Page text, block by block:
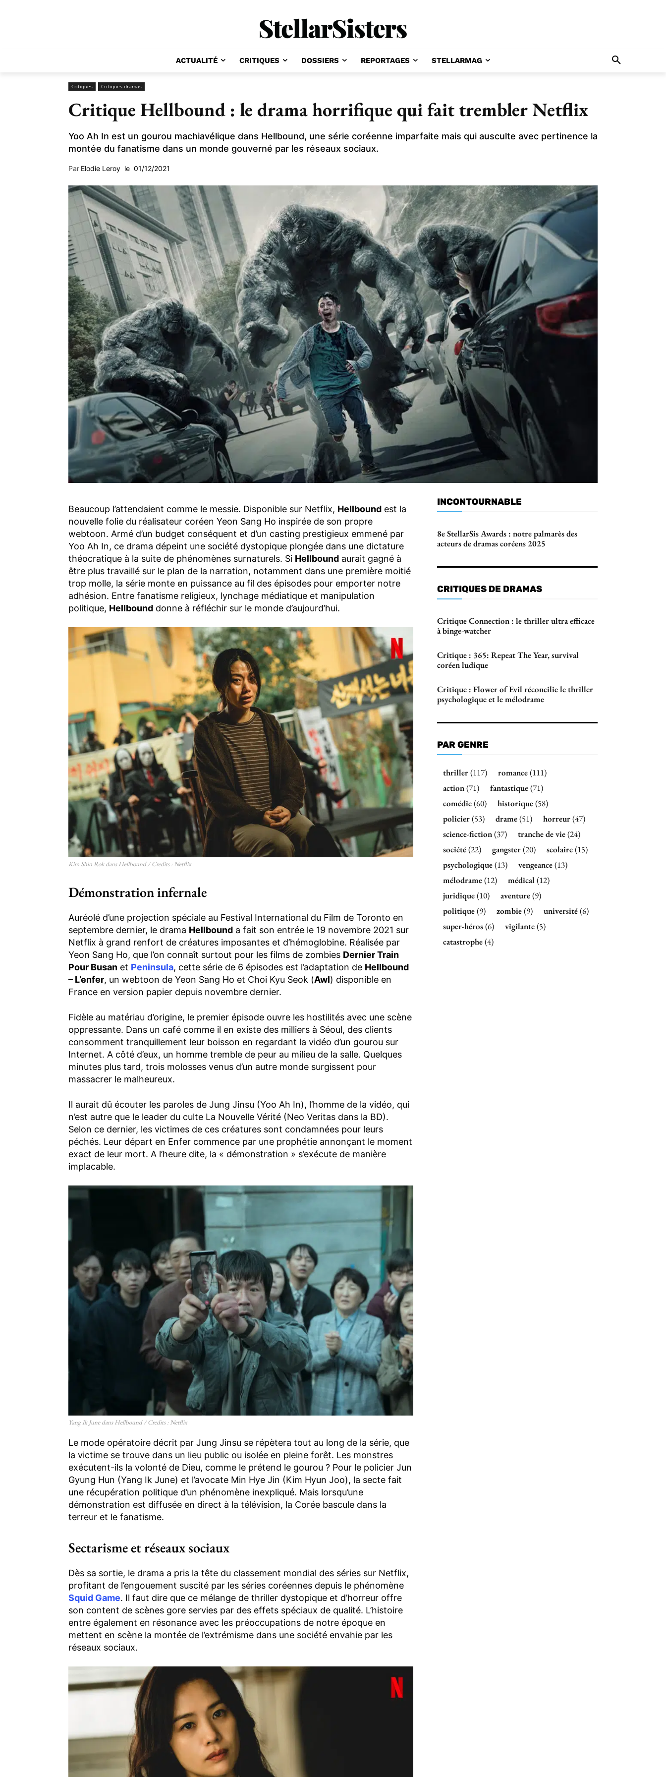
ACTUALITÉ CRITIQUES DOSSIERS REPORTAGES STELLARMAG
Critiques Critiques dramas
Critique Hellbound : le drama horrifique qui fait trembler Netflix
Yoo Ah In est un gourou machiavélique dans Hellbound, une série coréenne imparfaite mais qui ausculte avec pertinence la
montée du fanatisme dans un monde gouverné par les réseaux sociaux.
Par Elodie Leroy le 01/12/2021
Beaucoup l’attendaient comme le messie. Disponible sur Netflix, Hellbound est la
nouvelle folie du réalisateur coréen Yeon Sang Ho inspirée de son propre
webtoon. Armé d’un budget conséquent et d’un casting prestigieux emmené par
Yoo Ah In, ce drama dépeint une société dystopique plongée dans une dictature
théocratique à la suite de phénomènes surnaturels. Si Hellbound aurait gagné à
être plus travaillé sur le plan de la narration, notamment dans une première moitié
trop molle, la série monte en puissance au fil des épisodes pour emporter notre
adhésion. Entre fanatisme religieux, lynchage médiatique et manipulation
politique, Hellbound donne à réfléchir sur le monde d’aujourd’hui.
Kim Shin Rok dans Hellbound / Credits : Netflix
Démonstration infernale
Auréolé d’une projection spéciale au Festival International du Film de Toronto en
septembre dernier, le drama Hellbound a fait son entrée le 19 novembre 2021 sur
Netflix à grand renfort de créatures imposantes et d’hémoglobine. Réalisée par
Yeon Sang Ho, que l’on connaît surtout pour les films de zombies Dernier Train
Pour Busan et Peninsula, cette série de 6 épisodes est l’adaptation de Hellbound
– L’enfer, un webtoon de Yeon Sang Ho et Choi Kyu Seok (Awl) disponible en
France en version papier depuis novembre dernier.
Fidèle au matériau d’origine, le premier épisode ouvre les hostilités avec une scène
oppressante. Dans un café comme il en existe des milliers à Séoul, des clients
consomment tranquillement leur boisson en regardant la vidéo d’un gourou sur
Internet. A côté d’eux, un homme tremble de peur au milieu de la salle. Quelques
minutes plus tard, trois molosses venus d’un autre monde surgissent pour
massacrer le malheureux.
Il aurait dû écouter les paroles de Jung Jinsu (Yoo Ah In), l’homme de la vidéo, qui
n’est autre que le leader du culte La Nouvelle Vérité (Neo Veritas dans la BD).
Selon ce dernier, les victimes de ces créatures sont condamnées pour leurs
péchés. Leur départ en Enfer commence par une prophétie annonçant le moment
exact de leur mort. A l’heure dite, la « démonstration » s’exécute de manière
implacable.
Yang Ik June dans Hellbound / Credits : Netflix
Le mode opératoire décrit par Jung Jinsu se répètera tout au long de la série, que
la victime se trouve dans un lieu public ou isolée en pleine forêt. Les monstres
exécutent-ils la volonté de Dieu, comme le prétend le gourou ? Pour le policier Jun
Gyung Hun (Yang Ik June) et l’avocate Min Hye Jin (Kim Hyun Joo), la secte fait
une récupération politique d’un phénomène inexpliqué. Mais lorsqu’une
démonstration est diffusée en direct à la télévision, la Corée bascule dans la
terreur et le fanatisme.
Sectarisme et réseaux sociaux
Dès sa sortie, le drama a pris la tête du classement mondial des séries sur Netflix,
profitant de l’engouement suscité par les séries coréennes depuis le phénomène
Squid Game. Il faut dire que ce mélange de thriller dystopique et d’horreur offre
son content de scènes gore servies par des effets spéciaux de qualité. L’histoire
entre également en résonance avec les préoccupations de notre époque en
mettent en scène la montée de l’extrémisme dans une société envahie par les
réseaux sociaux.
INCONTOURNABLE
8e StellarSis Awards : notre palmarès des
acteurs de dramas coréens 2025
CRITIQUES DE DRAMAS
Critique Connection : le thriller ultra efficace
à binge-watcher
Critique : 365: Repeat The Year, survival
coréen ludique
Critique : Flower of Evil réconcilie le thriller
psychologique et le mélodrame
PAR GENRE
thriller(117) romance(111)
action(71) fantastique(71)
comédie(60) historique(58)
policier(53) drame(51) horreur(47)
science-fiction(37) tranche de vie(24)
société(22) gangster(20) scolaire(15)
psychologique(13) vengeance(13)
mélodrame(12) médical(12)
juridique(10) aventure(9)
politique(9) zombie(9) université(6)
super-héros(6) vigilante(5)
catastrophe(4)